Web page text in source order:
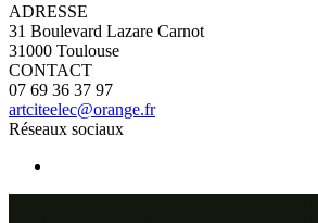
ADRESSE
31 Boulevard Lazare Carnot
31000 Toulouse
CONTACT
07 69 36 37 97
artciteelec@orange.fr
Réseaux sociaux